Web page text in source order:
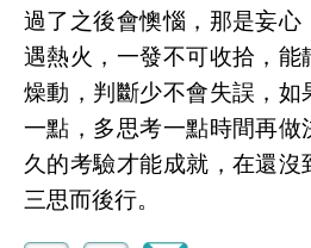
過了之後會懊惱，那是妄心
遇熱火，一發不可收拾，能
燥動，判斷少不會失誤，如
一點，多思考一點時間再做
久的考驗才能成就，在還
三思而後行。